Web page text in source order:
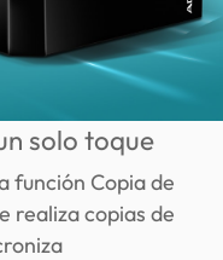
solo toque
función Copia de
realiza copias de